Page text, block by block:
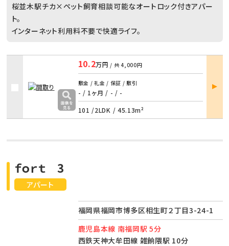
桜並木駅チカ×ペット飼育相談可能なオートロック付きアパー
ト。
インターネット利用料不要で快適ライフ。
10.2万円 / 共4,000円
敷金 / 礼金 / 保証 / 敷引
- / 1ヶ月 / - / -
101 /2LDK / 45.13m²
部屋
詳細
アパート
ｆｏｒｔ 3
福岡県福岡市博多区相生町２丁目3-24-1
鹿児島本線 南福岡駅 5分
西鉄天神大牟田線 雑餉隈駅 10分